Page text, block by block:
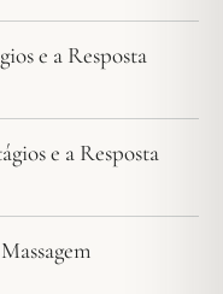
e a Resposta
e a Resposta